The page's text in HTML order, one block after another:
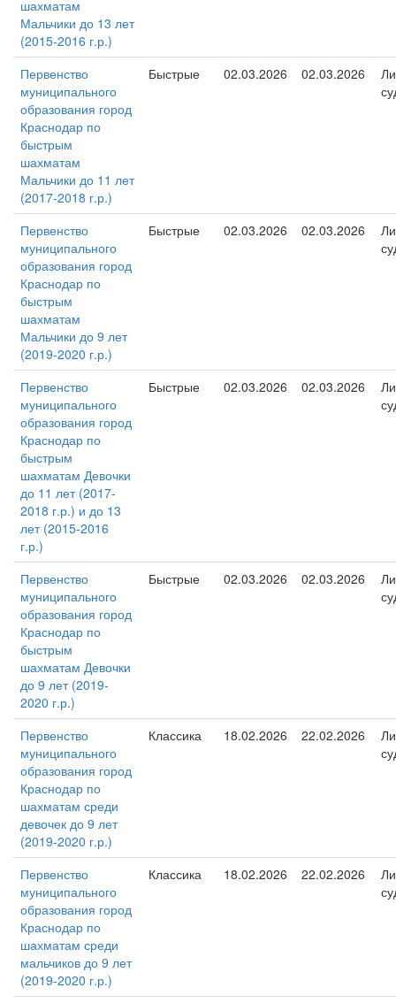
шахматам
Мальчики до 13 лет
(2015-2016 г.р.)
Первенство
муниципального
образования город
Краснодар по
быстрым
шахматам
Мальчики до 11 лет
(2017-2018 г.р.)
Быстрые 02.03.2026 02.03.2026
Первенство
муниципального
образования город
Краснодар по
быстрым
шахматам
Мальчики до 9 лет
(2019-2020 г.р.)
Быстрые 02.03.2026 02.03.2026
Первенство
муниципального
образования город
Краснодар по
быстрым
шахматам Девочки
до 11 лет (2017-
2018 г.р.) и до 13
лет (2015-2016
г.р.)
Быстрые 02.03.2026 02.03.2026
Первенство
муниципального
образования город
Краснодар по
быстрым
шахматам Девочки
до 9 лет (2019-
2020 г.р.)
Быстрые 02.03.2026 02.03.2026
Первенство
муниципального
образования город
Краснодар по
шахматам среди
девочек до 9 лет
(2019-2020 г.р.)
Классика 18.02.2026 22.02.2026
Первенство
муниципального
образования город
Краснодар по
шахматам среди
мальчиков до 9 лет
(2019-2020 г.р.)
Классика 18.02.2026 22.02.2026